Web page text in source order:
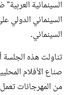
السينمائية
السينمائي.
تناولت هذه الجلسة
صناع الأفلام
من المهرجانات